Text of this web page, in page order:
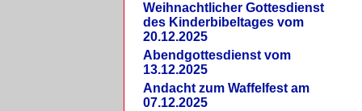
Weihnachtlicher Gottesdienst
des Kinderbibeltages vom
20.12.2025
Abendgottesdienst vom
13.12.2025
Andacht zum Waffelfest am
07.12.2025